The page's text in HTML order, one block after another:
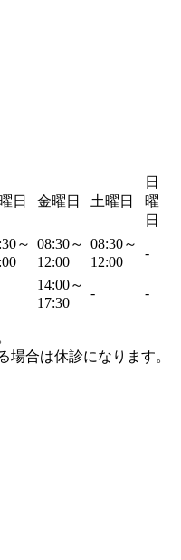
日 金曜日 土曜日
日
曜
日
～ 08:30～
12:00
08:30～
12:00
-
14:00～
17:30
- -
場合は休診になります。